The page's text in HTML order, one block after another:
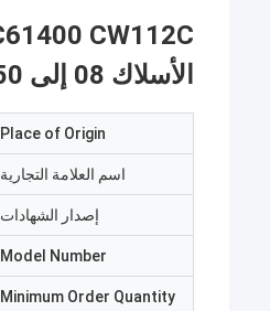
الأسلاك 08 إلى 50 مم مقاومة للتآكل عالية القوة
Place of Origin
اسم العلامة التجارية
إصدار الشهادات
Model Number
Minimum Order Quantity